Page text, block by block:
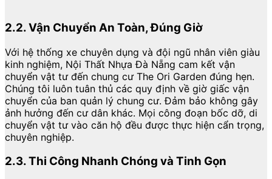
2.2. Vận Chuyển An Toàn, Đúng Giờ
Với hệ thống xe chuyên dụng và đội ngũ nhân viên giàu
kinh nghiệm, Nội Thất Nhựa Đà Nẵng cam kết vận
chuyển vật tư đến chung cư The Ori Garden đúng hẹn.
Chúng tôi luôn tuân thủ các quy định về giờ giấc vận
chuyển của ban quản lý chung cư. Đảm bảo không gây
ảnh hưởng đến cư dân khác. Mọi công đoạn bốc dỡ, di
chuyển vật tư vào căn hộ đều được thực hiện cẩn trọng,
chuyên nghiệp.
2.3. Thi Công Nhanh Chóng và Tinh Gọn